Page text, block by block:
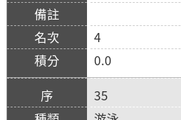
4
0.0
35